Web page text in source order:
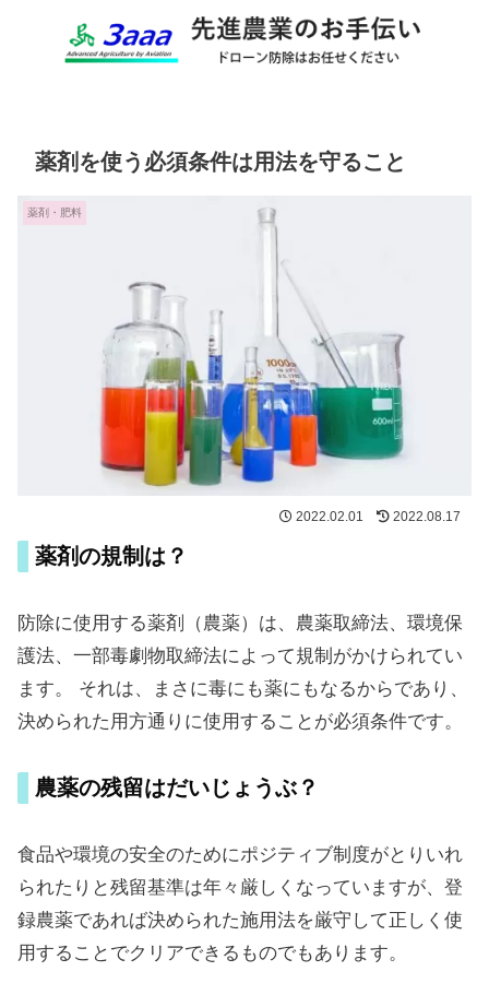
薬剤を使う必須条件は用法を守ること
薬剤・肥料
2022.02.01 2022.08.17
薬剤の規制は？
防除に使用する薬剤（農薬）は、農薬取締法、環境保
護法、一部毒劇物取締法によって規制がかけられてい
ます。 それは、まさに毒にも薬にもなるからであり、
決められた用方通りに使用することが必須条件です。
農薬の残留はだいじょうぶ？
食品や環境の安全のためにポジティブ制度がとりいれ
られたりと残留基準は年々厳しくなっていますが、登
録農薬であれば決められた施用法を厳守して正しく使
用することでクリアできるものでもあります。